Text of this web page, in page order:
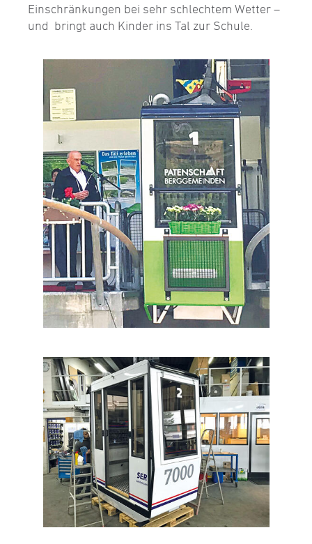
Einschränkungen bei sehr schlechtem Wetter –
und bringt auch Kinder ins Tal zur Schule.